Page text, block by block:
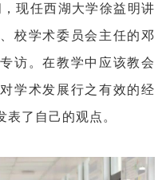
现任西湖大学徐益明讲
校学术委员会主任的邓
访。在教学中应该教会
学术发展行之有效的经
了自己的观点。